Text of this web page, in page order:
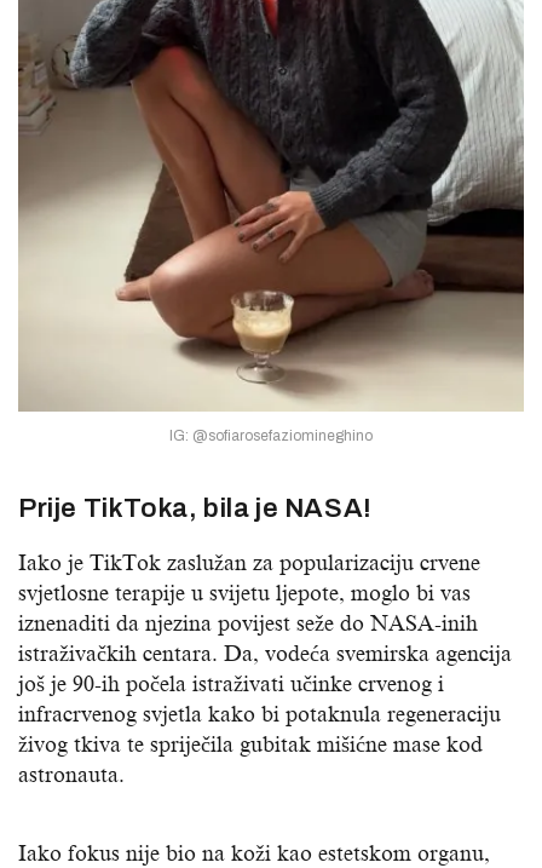
IG: @sofiarosefaziomineghino
Prije TikToka, bila je NASA!
Iako je TikTok zaslužan za popularizaciju crvene
svjetlosne terapije u svijetu ljepote, moglo bi vas
iznenaditi da njezina povijest seže do NASA-inih
istraživačkih centara. Da, vodeća svemirska agencija
još je 90-ih počela istraživati učinke crvenog i
infracrvenog svjetla kako bi potaknula regeneraciju
živog tkiva te spriječila gubitak mišićne mase kod
astronauta.
Iako fokus nije bio na koži kao estetskom organu,